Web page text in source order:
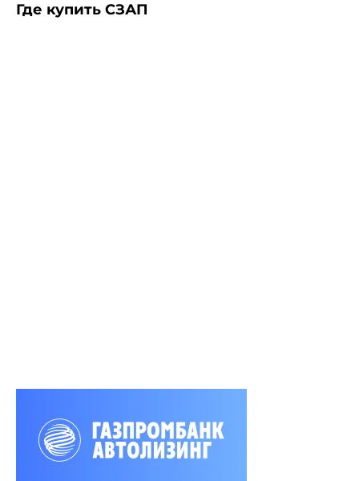
Где купить СЗАП